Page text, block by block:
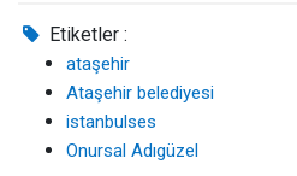
Etiketler :
ataşehir
Ataşehir belediyesi
istanbulses
Onursal Adıgüzel